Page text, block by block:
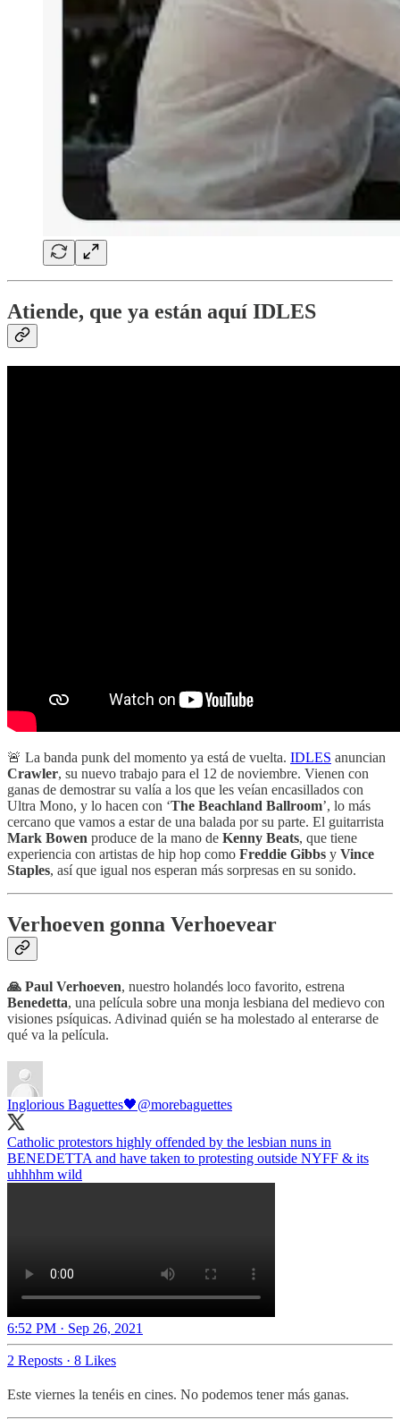
Atiende, que ya están aquí IDLES
🚨 La banda punk del momento ya está de vuelta. IDLES anuncian
Crawler, su nuevo trabajo para el 12 de noviembre. Vienen con
ganas de demostrar su valía a los que les veían encasillados con
Ultra Mono, y lo hacen con ‘The Beachland Ballroom’, lo más
cercano que vamos a estar de una balada por su parte. El guitarrista
Mark Bowen produce de la mano de Kenny Beats, que tiene
experiencia con artistas de hip hop como Freddie Gibbs y Vince
Staples, así que igual nos esperan más sorpresas en su sonido.
Verhoeven gonna Verhoevear
🙏 Paul Verhoeven, nuestro holandés loco favorito, estrena
Benedetta, una película sobre una monja lesbiana del medievo con
visiones psíquicas. Adivinad quién se ha molestado al enterarse de
qué va la película.
Inglorious Baguettes🖤@morebaguettes
Catholic protestors highly offended by the lesbian nuns in
BENEDETTA and have taken to protesting outside NYFF & its
uhhhhm wild
6:52 PM · Sep 26, 2021
2 Reposts · 8 Likes
Este viernes la tenéis en cines. No podemos tener más ganas.